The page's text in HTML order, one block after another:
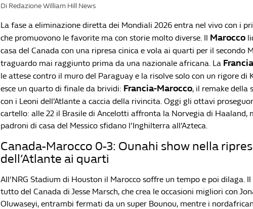
Di Redazione William Hill News
La fase a eliminazione diretta dei Mondiali 2026 entra nel vivo con i
che promuovono le favorite ma con storie molto diverse. Il Marocco
casa del Canada con una ripresa cinica e vola ai quarti per il secondo
traguardo mai raggiunto prima da una nazionale africana. La Francia
le attese contro il muro del Paraguay e la risolve solo con un rigore di
esce un quarto di finale da brividi: Francia-Marocco, il remake della
con i Leoni dell’Atlante a caccia della rivincita. Oggi gli ottavi
cartello: alle 22 il Brasile di Ancelotti affronta la Norvegia di Haaland,
padroni di casa del Messico sfidano l’Inghilterra all’Azteca.
Canada-Marocco 0-3: Ounahi show nella
dell’Atlante ai quarti
All’NRG Stadium di Houston il Marocco soffre un tempo e poi dilaga.
tutto del Canada di Jesse Marsch, che crea le occasioni migliori con
Oluwaseyi, entrambi fermati da un super Bounou, mentre i